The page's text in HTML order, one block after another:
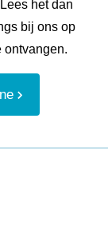
het dan
bij ons op
ontvangen.